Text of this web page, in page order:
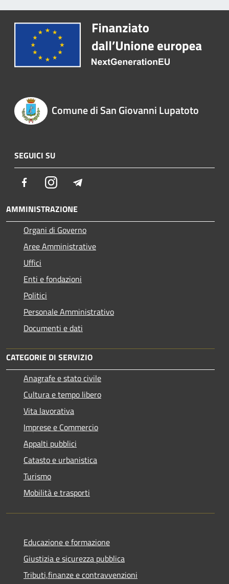
Comune di San Giovanni Lupatoto
SEGUICI SU
FacebookInstagram
AMMINISTRAZIONE
Organi di Governo
Aree Amministrative
Uffici
Enti e fondazioni
Politici
Personale Amministrativo
Documenti e dati
CATEGORIE DI SERVIZIO
Anagrafe e stato civile
Cultura e tempo libero
Vita lavorativa
Imprese e Commercio
Appalti pubblici
Catasto e urbanistica
Turismo
Mobilità e trasporti
Educazione e formazione
Giustizia e sicurezza pubblica
Tributi,finanze e contravvenzioni